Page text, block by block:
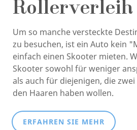
Rollerverleih
Um so manche versteckte
zu besuchen, ist ein Auto kein
einfach einen Skooter mieten.
Skooter sowohl für weniger
als auch für diejenigen, die
den Haaren haben wollen.
ERFAHREN SIE MEHR